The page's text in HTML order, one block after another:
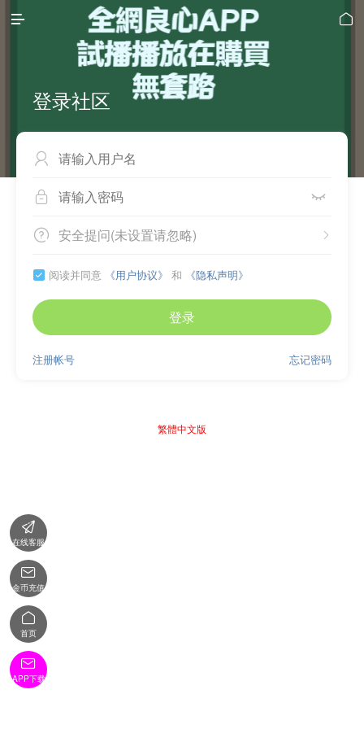
 
登录社区

 
 
安全提问(未设置请忽略)
 阅读并同意 《用户协议》 和 《隐私声明》
登录
忘记密码
注册帐号
繁體中文版

在线客服

金币充值

首页

APP下载